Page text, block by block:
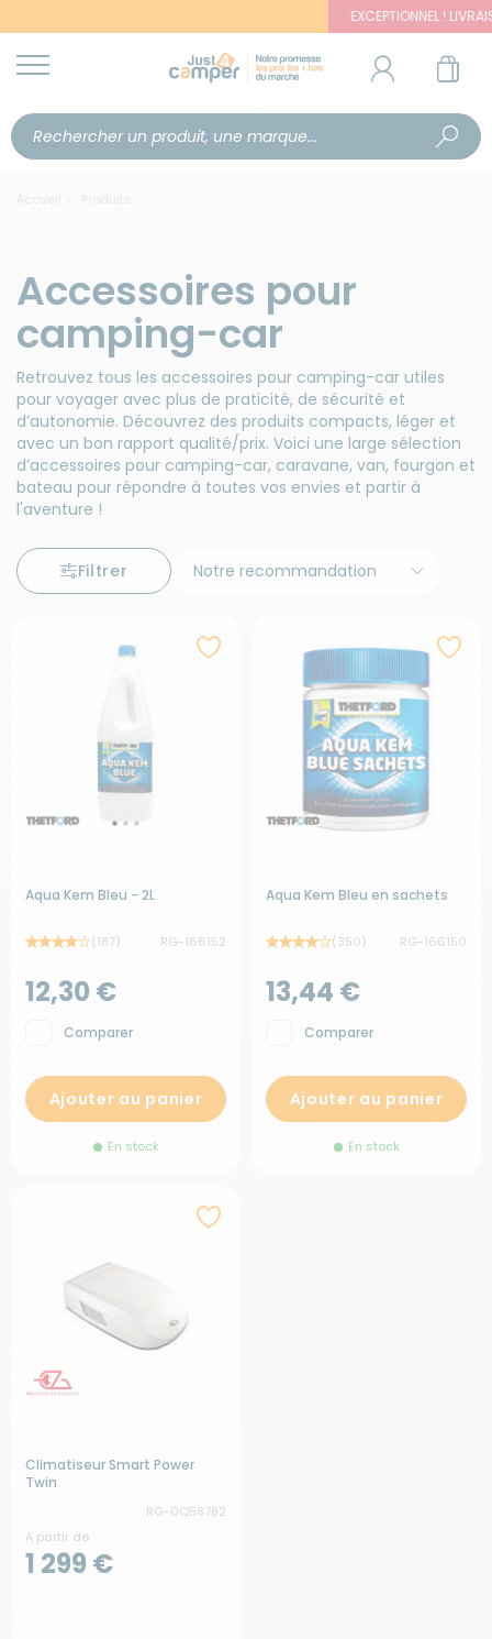
EXCEPTIONNEL ! LIVRAISON
Accueil Produits
Accessoires pour
camping-car
Retrouvez tous les accessoires pour camping-car utiles
pour voyager avec plus de praticité, de sécurité et
d’autonomie. Découvrez des produits compacts, léger et
avec un bon rapport qualité/prix. Voici une large sélection
d’accessoires pour camping-car, caravane, van, fourgon et
bateau pour répondre à toutes vos envies et partir à
l'aventure !
Filtrer
Aqua Kem Bleu - 2L
(187) RG-166152
12,30 €
Comparer
Ajouter au panier
En stock
Aqua Kem Bleu en sachets
(350) RG-166150
13,44 €
Comparer
Ajouter au panier
En stock
Climatiseur Smart Power
Twin
RG-0Q58782
A partir de :
1 299 €